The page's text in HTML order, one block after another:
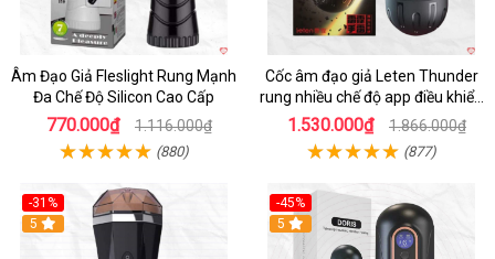
Âm Đạo Giả Fleslight Rung Mạnh
Đa Chế Độ Silicon Cao Cấp
770.000₫ 1.116.000₫
(880)
Cốc âm đạo giả Leten Thunder
rung nhiều chế độ app điều khiển
tiện lợi
1.530.000₫ 1.866.000₫
(877)
-31%
5
-45%
Hot
5